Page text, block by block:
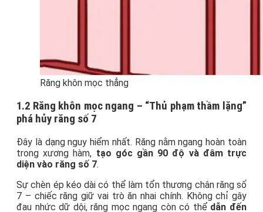
Răng khôn mọc thẳng
1.2 Răng khôn mọc ngang – “Thủ phạm thầm lặng”
phá hủy răng số 7
Đây là dạng nguy hiểm nhất. Răng nằm ngang hoàn toàn
trong xương hàm, tạo góc gần 90 độ và đâm trực
diện vào răng số 7.
Sự chèn ép kéo dài có thể làm tổn thương chân răng số
7 – chiếc răng giữ vai trò ăn nhai chính. Không chỉ gây
đau nhức dữ dội, răng mọc ngang còn có thể dẫn đến